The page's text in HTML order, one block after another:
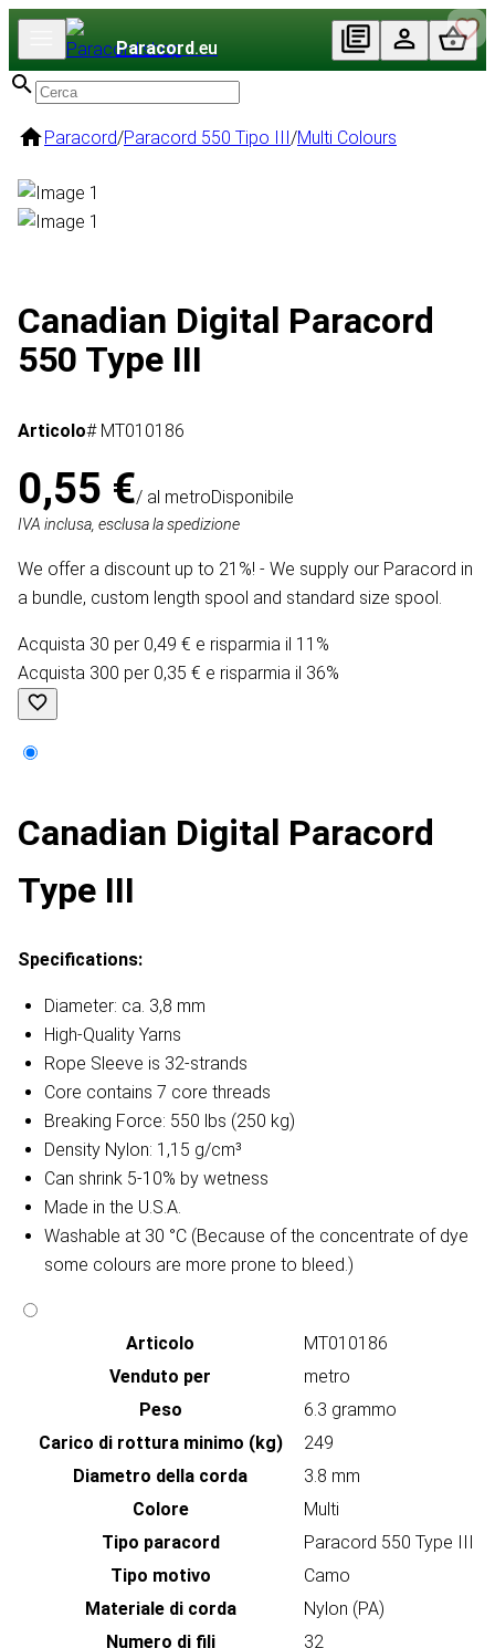
Paracord.eu
Paracord/Paracord 550 Tipo III/Multi Colours
Canadian Digital Paracord
550 Type III
Articolo# MT010186
0,55 €/ al metroDisponibile
IVA inclusa, esclusa la spedizione
We offer a discount up to 21%! - We supply our Paracord in
a bundle, custom length spool and standard size spool.
Acquista 30 per 0,49 € e risparmia il 11%
Acquista 300 per 0,35 € e risparmia il 36%
Canadian Digital Paracord
Type III
Specifications:
Diameter: ca. 3,8 mm
High-Quality Yarns
Rope Sleeve is 32-strands
Core contains 7 core threads
Breaking Force: 550 lbs (250 kg)
Density Nylon: 1,15 g/cm³
Can shrink 5-10% by wetness
Made in the U.S.A.
Washable at 30 °C (Because of the concentrate of dye
some colours are more prone to bleed.)
Articolo
MT010186
Venduto per
metro
Peso
6.3 grammo
Carico di rottura minimo (kg)
249
Diametro della corda
3.8 mm
Colore
Multi
Tipo paracord
Paracord 550 Type III
Tipo motivo
Camo
Materiale di corda
Nylon (PA)
Numero di fili
32